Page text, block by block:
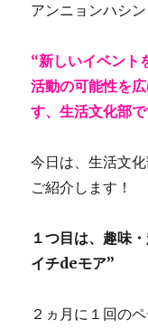
アンニョンハシ
“新しいイベント
活動の可能性を
す、生活文化部で
今日は、生活文
ご紹介します！
１つ目は、趣味
イチdeモア”
２ヵ月に１回の